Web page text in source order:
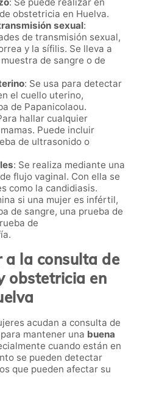
: Se puede realizar en
obstetricia en Huelva.
sexual:
de transmisión sexual,
y la sífilis. Se lleva a
de sangre o de
: Se usa para detectar
el cuello uterino,
de Papanicolaou.
hallar cualquier
Puede incluir
de ultrasonido o
: Se realiza mediante una
flujo vaginal. Con ella se
como la candidiasis.
si una mujer es infértil,
de sangre, una prueba de
de
a la consulta de
obstetricia en
acudan a consulta de
mantener una buena
cuando están en
se pueden detectar
que pueden afectar su